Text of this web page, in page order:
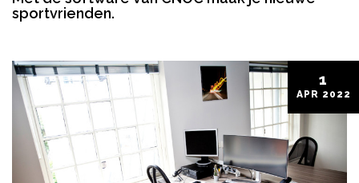
sportvrienden.
1
APR 2022